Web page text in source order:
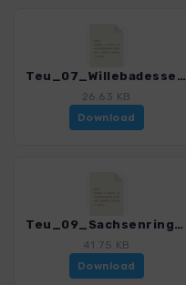
Teu_07_Willebadessen-Paderborner_4020_7.gpx
26.63 KB
Download
Teu_09_Sachsenring_4020_7.gpx
41.75 KB
Download